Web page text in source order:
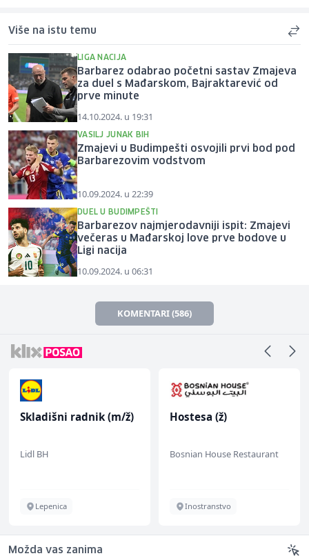
Više na istu temu
LIGA NACIJA
Barbarez odabrao početni sastav Zmajeva
za duel s Mađarskom, Bajraktarević od
prve minute
14.10.2024. u 19:31
VASILJ JUNAK BIH
Zmajevi u Budimpešti osvojili prvi bod pod
Barbarezovim vodstvom
10.09.2024. u 22:39
DUEL U BUDIMPEŠTI
Barbarezov najmjerodavniji ispit: Zmajevi
večeras u Mađarskoj love prve bodove u
Ligi nacija
10.09.2024. u 06:31
KOMENTARI (586)
Skladišni radnik (m/ž)
Lidl BH
Lepenica
Hostesa (ž)
Bosnian House Restaurant
Inostranstvo
Možda vas zanima